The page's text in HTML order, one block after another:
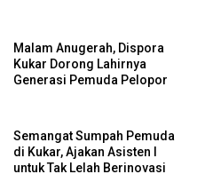
Malam Anugerah, Dispora
Kukar Dorong Lahirnya
Generasi Pemuda Pelopor
Semangat Sumpah Pemuda
di Kukar, Ajakan Asisten I
untuk Tak Lelah Berinovasi